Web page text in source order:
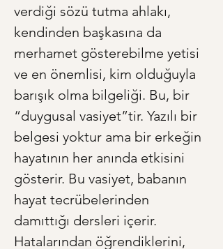
verdiği sözü tutma ahlakı,
kendinden başkasına da
merhamet gösterebilme yetisi
ve en önemlisi, kim olduğuyla
barışık olma bilgeliği. Bu, bir
“duygusal vasiyet”tir. Yazılı bir
belgesi yoktur ama bir erkeğin
hayatının her anında etkisini
gösterir. Bu vasiyet, babanın
hayat tecrübelerinden
damıttığı dersleri içerir.
Hatalarından öğrendiklerini,